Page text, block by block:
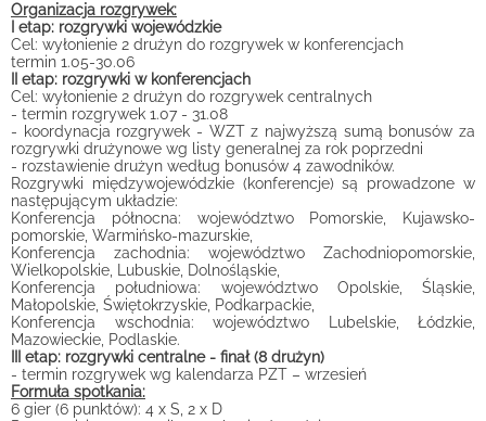
Organizacja rozgrywek:
I etap: rozgrywki wojewódzkie
Cel: wyłonienie 2 drużyn do rozgrywek w konferencjach
termin 1.05-30.06
II etap: rozgrywki w konferencjach
Cel: wyłonienie 2 drużyn do rozgrywek centralnych
- termin rozgrywek 1.07 - 31.08
- koordynacja rozgrywek - WZT z najwyższą sumą bonusów za
rozgrywki drużynowe wg listy generalnej za rok poprzedni
- rozstawienie drużyn według bonusów 4 zawodników.
Rozgrywki międzywojewódzkie (konferencje) są prowadzone w
następującym układzie:
Konferencja północna: województwo Pomorskie, Kujawsko-
pomorskie, Warmińsko-mazurskie,
Konferencja zachodnia: województwo Zachodniopomorskie,
Wielkopolskie, Lubuskie, Dolnośląskie,
Konferencja południowa: województwo Opolskie, Śląskie,
Małopolskie, Świętokrzyskie, Podkarpackie,
Konferencja wschodnia: województwo Lubelskie, Łódzkie,
Mazowieckie, Podlaskie.
III etap: rozgrywki centralne - finał (8 drużyn)
- termin rozgrywek wg kalendarza PZT – wrzesień
Formuła spotkania:
6 gier (6 punktów): 4 x S, 2 x D